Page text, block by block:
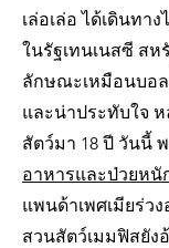
เล่อเล่อ ได้เดินทา
ในรัฐเทนเนสซี สห
ลักษณะเหมือนบอ
และน่าประทับใจ
สัตว์มา 18 ปี วันนี้
อาหารและป่วยหนั
แพนด้าเพศเมียร่ว
สวนสัตว์เมมฟิสยัง